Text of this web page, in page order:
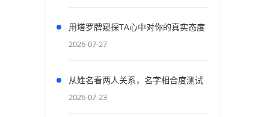
用塔罗牌窥探TA心中对你的真实态度
与情感
2026-07-27
从姓名看两人关系，名字相合度测试
2026-07-23